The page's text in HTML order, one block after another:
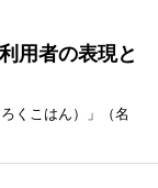
用者の表現と
くこはん）」（名